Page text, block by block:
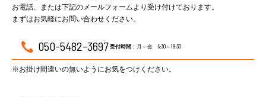
お電話、または下記のメールフォームより受け付けております。
まずはお気軽にお問い合わせください。
050-5482-3697 受付時間 : 月～金 9:30～18:30
※お掛け間違いの無いようにお気をつけください。